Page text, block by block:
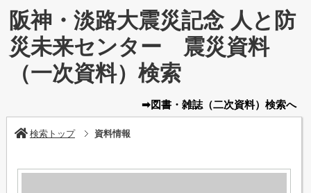
阪神・淡路大震災記念 人と防
災未来センター 震災資料
（一次資料）検索
➡図書・雑誌（二次資料） 検索へ
検索トップ 資料情報